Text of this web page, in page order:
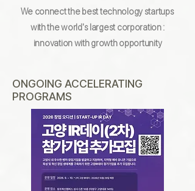
We connect the best technology startups
with the world's largest corporation :
innovation with growth opportunity
ONGOING ACCELERATING
PROGRAMS